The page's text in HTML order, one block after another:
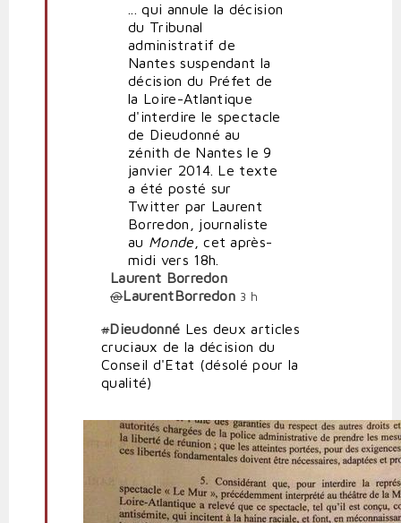
administratif
... qui annule la décision
du Tribunal
administratif de
Nantes suspendant la
décision du Préfet de
la Loire-Atlantique
d'interdire le spectacle
de Dieudonné au
zénith de Nantes le 9
janvier 2014. Le texte
a été posté sur
Twitter par Laurent
Borredon, journaliste
au Monde , cet après-
midi vers 18h.
Laurent Borredon
@LaurentBorredon 3 h
#Dieudonné Les deux articles
cruciaux de la décision du
Conseil d'Etat (désolé pour la
qualité)